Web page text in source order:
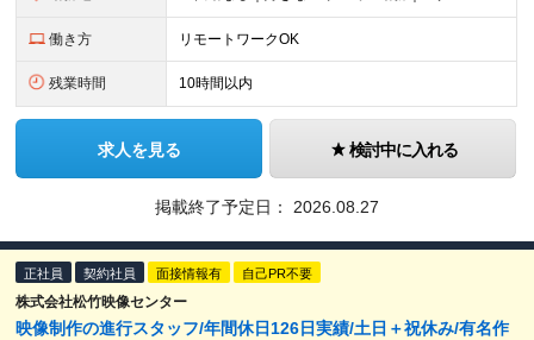
働き方 リモートワークOK
残業時間 10時間以内
求人を見る 検討中に入れる
掲載終了予定日： 2026.08.27
正社員 契約社員 面接情報有 自己PR不要
株式会社松竹映像センター
映像制作の進行スタッフ/年間休日126日実績/土日＋祝休み/有名作